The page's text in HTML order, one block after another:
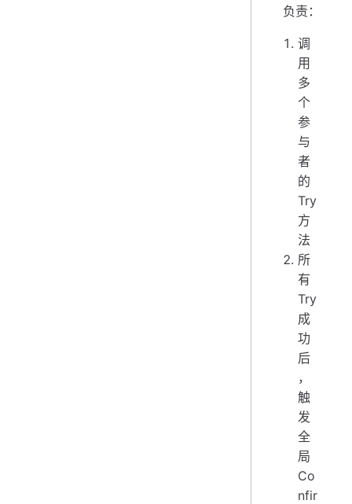
负责：
调
用
多
个
参
与
者
的
Try
方
法
所
有
Try
成
功
后
，
触
发
全
局
Co
nfir